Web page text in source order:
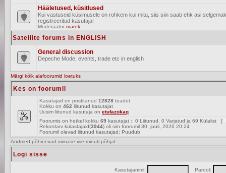
Hääletused, küsitlused
Kui vastuseid küsimusele on rohkem kui mitu, siis siin saab ehk asi
registreeritud kasutaja!
Moderaator marek
Satellite forums in ENGLISH
General discussion
Depeche Mode, events, trade etc in english
Märgi kõik alafoorumid loetuks
Kes on foorumil
Kasutajad on postitanud 12828 teadet
Kokku on 462 liitunud kasutajat
Uusim liitunud kasutaja on etufazokaq
Foorumis on hetkel kokku 69 kasutajat :: 0 Liitunud, 0 Varjatud ja 69 Külalist [
Rekordarv külastajaid(3944) oli siin foorumil 30. juuli, 2026 20:24
Foorumil olevad liitunud kasutajad: Puudub
Andmed põhinevad viimase viie minuti põhjal
Logi sisse
Kasutajanimi: Parool: